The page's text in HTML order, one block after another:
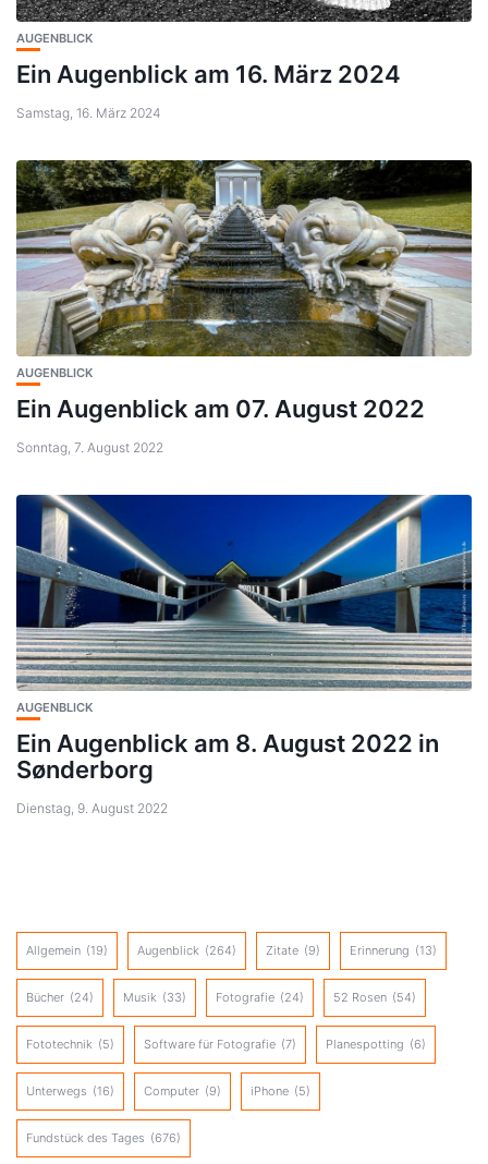
AUGENBLICK
Ein Augenblick am 16. März 2024
Samstag, 16. März 2024
AUGENBLICK
Ein Augenblick am 07. August 2022
Sonntag, 7. August 2022
AUGENBLICK
Ein Augenblick am 8. August 2022 in
Sønderborg
Dienstag, 9. August 2022
Allgemein (19) Augenblick (264) Zitate (9) Erinnerung (13)
Bücher (24) Musik (33) Fotografie (24) 52 Rosen (54)
Fototechnik (5) Software für Fotografie (7) Planespotting (6)
Unterwegs (16) Computer (9) iPhone (5)
Fundstück des Tages (676)